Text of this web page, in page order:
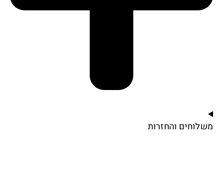
משלוחים והחזרות